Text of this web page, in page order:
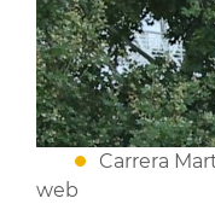
Carrera
web